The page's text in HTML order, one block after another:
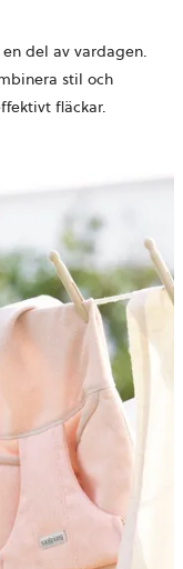
del av vardagen.
stil och
fläckar.